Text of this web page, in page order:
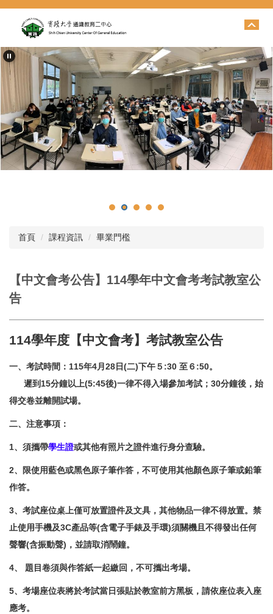
跳
要
內
容
首頁 課程資訊 畢業門檻
【中文會考公告】114學年中文會考考試教室公
告
114學年度【中文會考】考試教室公告
一、考試時間：115年4月28日(二)下午５:30 至６:50。
遲到15分鐘以上(5:45後)一律不得入場參加考試；30分鐘後，始
得交卷並離開試場。
二、注意事項：
1、須攜帶學生證或其他有照片之證件進行身分查驗。
2、限使用藍色或黑色原子筆作答 ，不可使用其他顏色原子筆或鉛筆
作答。
3、考試座位桌上僅可放置證件及文具，其他物品一律不得放置。禁
止使用手機及3C產品等(含電子手錶及手環)須關機且不得發出任何
聲響(含振動聲)，並請取消鬧鐘。
4、 題目卷須與作答紙一起繳回，不可攜出考場。
5、考場座位表將於考試當日張貼於教室前方黑板，請依座位表入座
應考。